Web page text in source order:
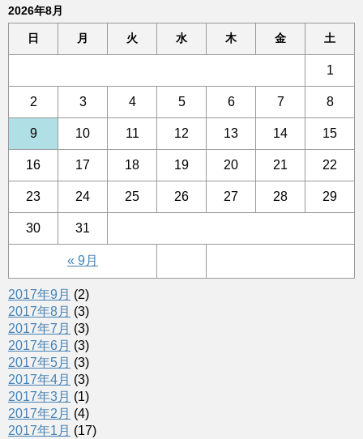
2026年8月
日 月 火 水 木 金 土
« 9月
1
2 3 4 5 6 7 8
9 10 11 12 13 14 15
16 17 18 19 20 21 22
23 24 25 26 27 28 29
30 31
2017年9月 (2)
2017年8月 (3)
2017年7月 (3)
2017年6月 (3)
2017年5月 (3)
2017年4月 (3)
2017年3月 (1)
2017年2月 (4)
2017年1月 (17)